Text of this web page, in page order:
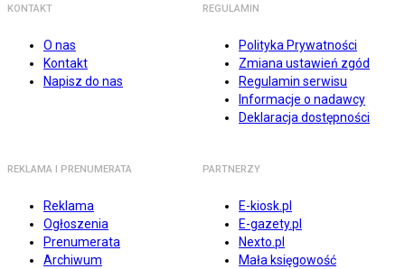
KONTAKT
O nas
Kontakt
Napisz do nas
REGULAMIN
Polityka Prywatności
Zmiana ustawień zgód
Regulamin serwisu
Informacje o nadawcy
Deklaracja dostępności
REKLAMA I PRENUMERATA
Reklama
Ogłoszenia
Prenumerata
Archiwum
PARTNERZY
E-kiosk.pl
E-gazety.pl
Nexto.pl
Mała księgowość